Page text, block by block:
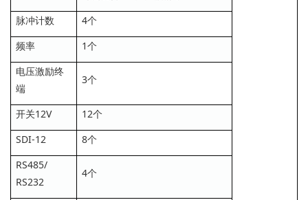
脉冲计数
4个
频率
1个
电压激励终
端
3个
开关12V
12个
SDI-12
8个
RS485/
RS232
4个